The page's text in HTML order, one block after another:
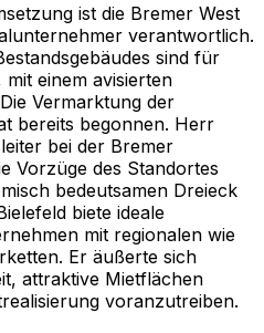
ist die Bremer West
verantwortlich.
sind für
einem avisierten
Vermarktung der
bereits begonnen. Herr
bei der Bremer
Vorzüge des Standortes
bedeutsamen Dreieck
biete ideale
mit regionalen wie
Er äußerte sich
attraktive Mietflächen
voranzutreiben.